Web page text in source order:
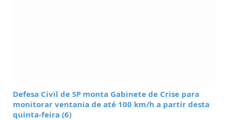
Defesa Civil de SP monta Gabinete de Crise para
monitorar ventania de até 100 km/h a partir desta
quinta-feira (6)